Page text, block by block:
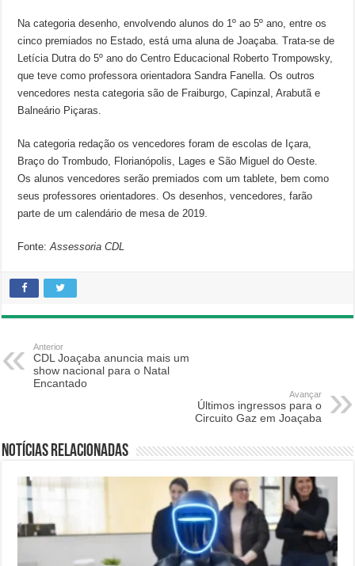
Na categoria desenho, envolvendo alunos do 1º ao 5º ano, entre os
cinco premiados no Estado, está uma aluna de Joaçaba. Trata-se de
Letícia Dutra do 5º ano do Centro Educacional Roberto Trompowsky,
que teve como professora orientadora Sandra Fanella. Os outros
vencedores nesta categoria são de Fraiburgo, Capinzal, Arabutã e
Balneário Piçaras.
Na categoria redação os vencedores foram de escolas de Içara,
Braço do Trombudo, Florianópolis, Lages e São Miguel do Oeste.
Os alunos vencedores serão premiados com um tablete, bem como
seus professores orientadores. Os desenhos, vencedores, farão
parte de um calendário de mesa de 2019.
Fonte:Assessoria CDL
Anterior
CDL Joaçaba anuncia mais um
show nacional para o Natal
Encantado
Avançar
Últimos ingressos para o
Circuito Gaz em Joaçaba
Notícias relacionadas